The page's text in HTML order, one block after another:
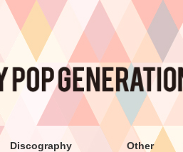
Discography Other